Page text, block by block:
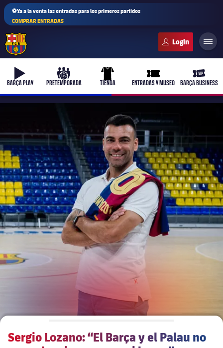
⚽Ya a la venta las entradas para los primeros partidos
COMPRAR ENTRADAS
b-play
BARÇA PLAY
culers-ball
PRETEMPORADA
uniform
TIENDA
ticket-full
ENTRADAS Y MUSEO
ticket-
BARÇA BUSINESS
plusicon
Junta Directiva
Estructura ejecutiva
chevron-right
label.aria.chevronright
plusicon
más
Más que un club
Década a década
Sergio Lozano: “El Barça y el Palau no